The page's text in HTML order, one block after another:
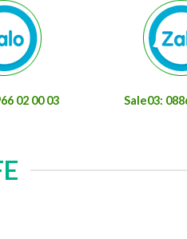
02 00 03 Sale03: